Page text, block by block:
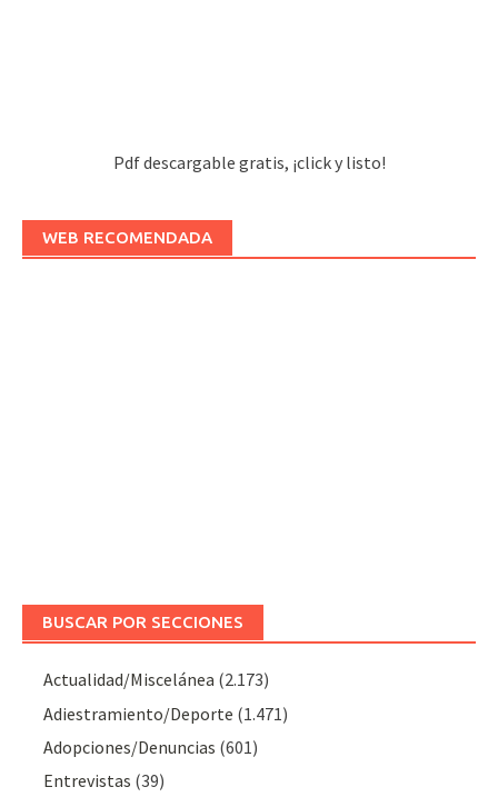
Pdf descargable gratis, ¡click y listo!
WEB RECOMENDADA
BUSCAR POR SECCIONES
Actualidad/Miscelánea (2.173)
Adiestramiento/Deporte (1.471)
Adopciones/Denuncias (601)
Entrevistas (39)